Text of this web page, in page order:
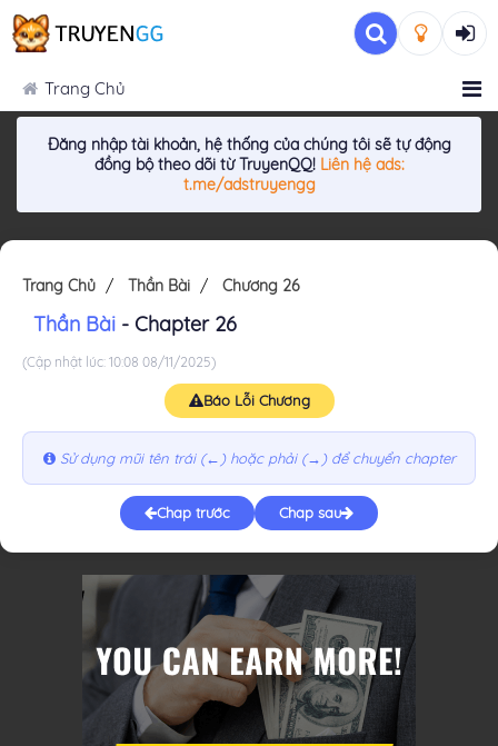
Trang Chủ
Đăng nhập tài khoản, hệ thống của chúng tôi sẽ tự động
đồng bộ theo dõi từ TruyenQQ! Liên hệ ads:
t.me/adstruyengg
Trang Chủ Thần Bài Chương 26
Thần Bài - Chapter 26
(Cập nhật lúc: 10:08 08/11/2025)
Báo Lỗi Chương
Sử dụng mũi tên trái (←) hoặc phải (→) để chuyển chapter
Chap trước Chap sau